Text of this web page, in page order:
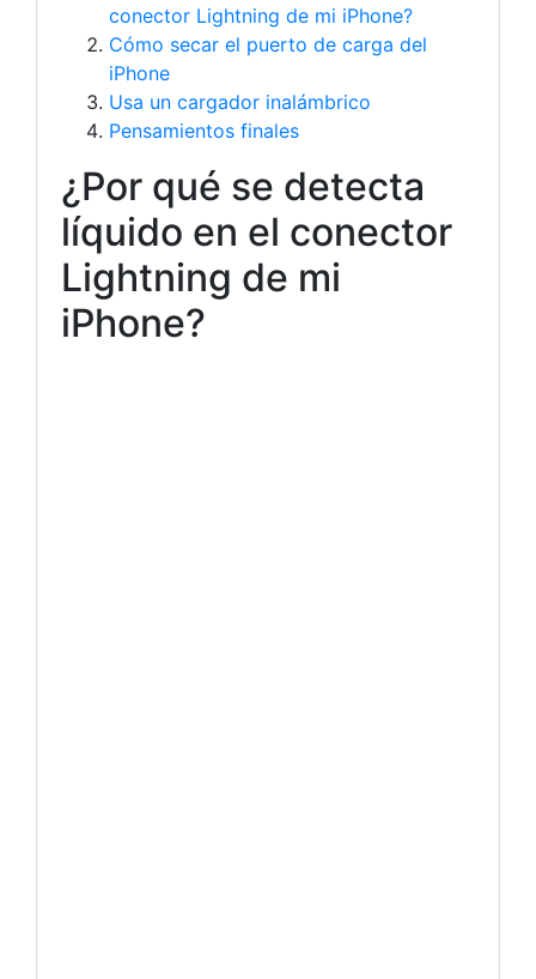
conector Lightning de mi iPhone?
Cómo secar el puerto de carga del
iPhone
Usa un cargador inalámbrico
Pensamientos finales
¿Por qué se detecta
líquido en el conector
Lightning de mi
iPhone?